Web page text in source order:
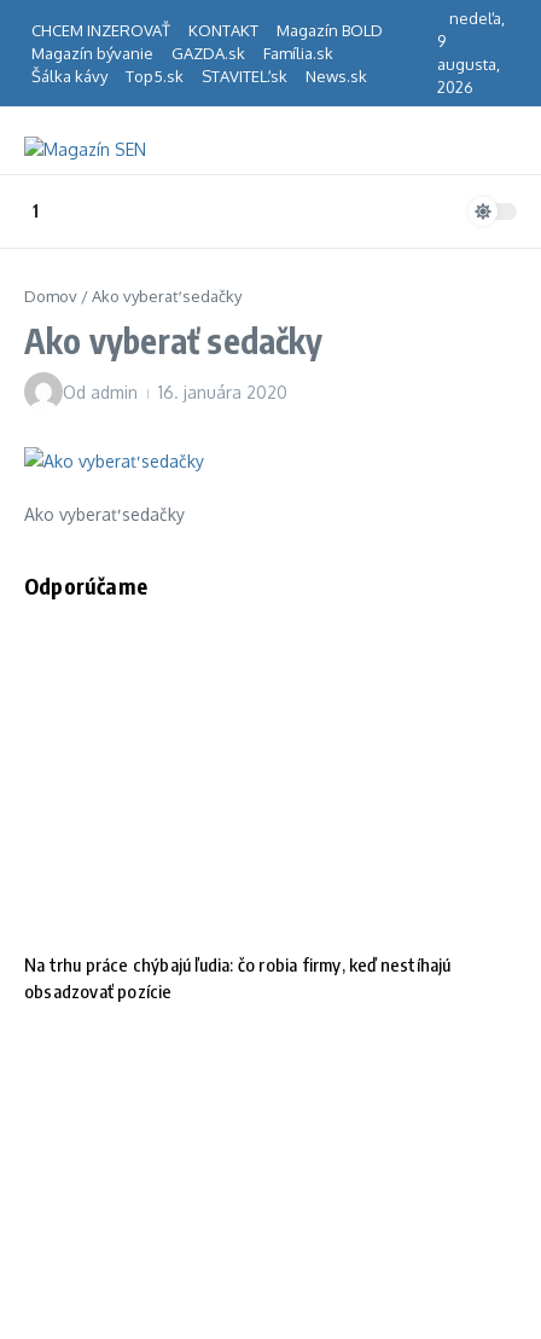
CHCEM INZEROVAŤ KONTAKT
Magazín BOLD
Magazín bývanie
GAZDA.sk
Família.sk
Šálka kávy
Top5.sk STAVITEĽ.sk News.sk
nedeľa,
9
augusta,
2026
1
Domov /Ako vyberať sedačky
Ako vyberať sedačky
Od admin 16. januára 2020
Ako vyberať sedačky
Odporúčame
Na trhu práce chýbajú ľudia: čo robia firmy, keď nestíhajú
obsadzovať pozície